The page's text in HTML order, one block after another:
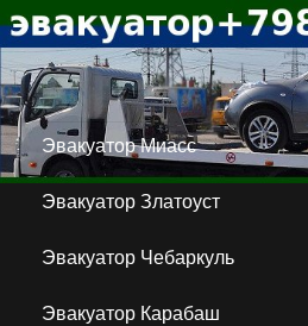
Эвакуатор Миасс
Эвакуатор Златоуст
Эвакуатор Чебаркуль
Эвакуатор Карабаш